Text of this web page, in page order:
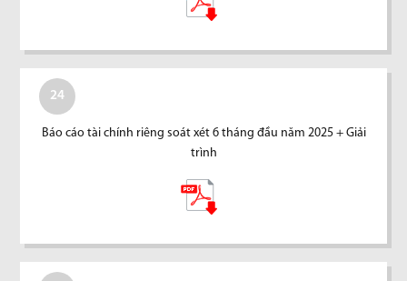
24
Báo cáo tài chính riêng soát xét 6 tháng đầu năm 2025 + Giải
trình